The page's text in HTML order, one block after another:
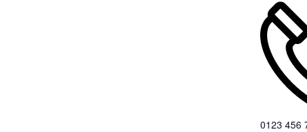
0123 456